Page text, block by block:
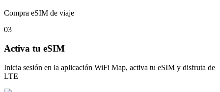
Compra eSIM de viaje
03
Activa tu eSIM
Inicia sesión en la aplicación WiFi Map, activa tu eSIM y disfruta de
LTE